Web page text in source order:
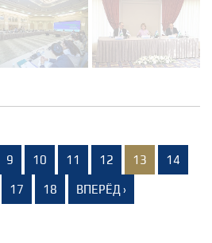
9 10 11 12 13 14
17 18 ВПЕРЁД ›